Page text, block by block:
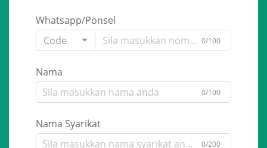
Whatsapp/Ponsel
Code
0/100
Nama
0/100
Nama Syarikat
0/200